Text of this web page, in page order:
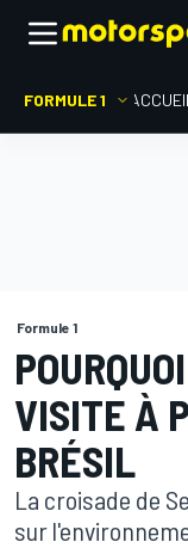
FORMULE 1 ACCUEIL
Formule 1
VISITE À
BRÉSIL
La croisade de
sur